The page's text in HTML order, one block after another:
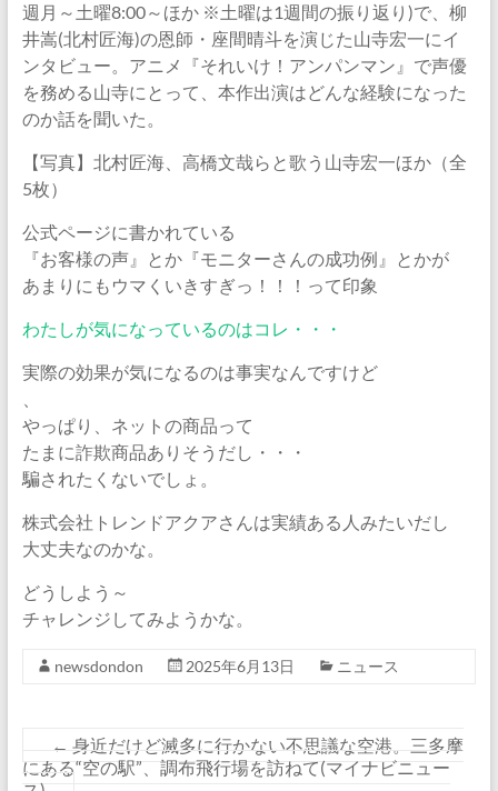
週月～土曜8:00～ほか ※土曜は1週間の振り返り)で、柳
井嵩(北村匠海)の恩師・座間晴斗を演じた山寺宏一にイ
ンタビュー。アニメ『それいけ！アンパンマン』で声優
を務める山寺にとって、本作出演はどんな経験になった
のか話を聞いた。
【写真】北村匠海、高橋文哉らと歌う山寺宏一ほか（全
5枚）
公式ページに書かれている
『お客様の声』とか『モニターさんの成功例』とかが
あまりにもウマくいきすぎっ！！！って印象
わたしが気になっているのはコレ・・・
実際の効果が気になるのは事実なんですけど
やっぱり、ネットの商品って
たまに詐欺商品ありそうだし・・・
騙されたくないでしょ。
株式会社トレンドアクアさんは実績ある人みたいだし
大丈夫なのかな。
どうしよう～
チャレンジしてみようかな。
newsdondon 2025年6月13日 ニュース
← 身近だけど滅多に行かない不思議な空港。三多摩
にある“空の駅”、調布飛行場を訪ねて(マイナビニュー